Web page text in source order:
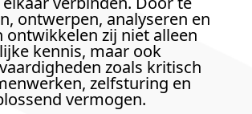
ontwerpen, analyseren en
ontwikkelen zij niet alleen
kennis, maar ook
zoals kritisch
zelfsturing en
vermogen.